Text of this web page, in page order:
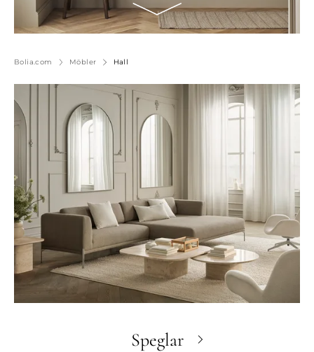
Bolia.com Möbler Hall
Speglar